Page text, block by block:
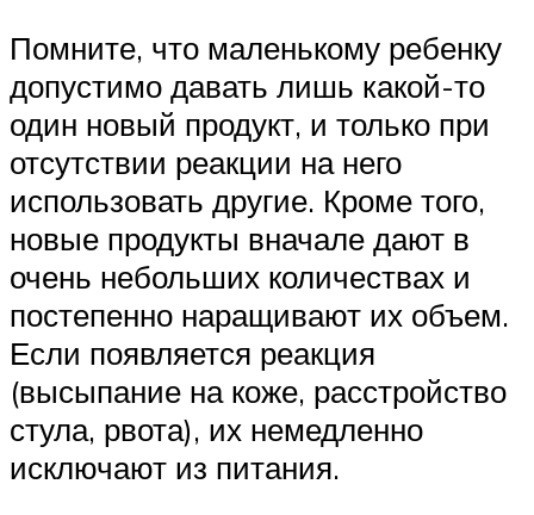
Помните, что маленькому ребенку
допустимо давать лишь какой-то
один новый продукт, и только при
отсутствии реакции на него
использовать другие. Кроме того,
новые продукты вначале дают в
очень небольших количествах и
постепенно наращивают их объем.
Если появляется реакция
(высыпание на коже, расстройство
стула, рвота), их немедленно
исключают из питания.